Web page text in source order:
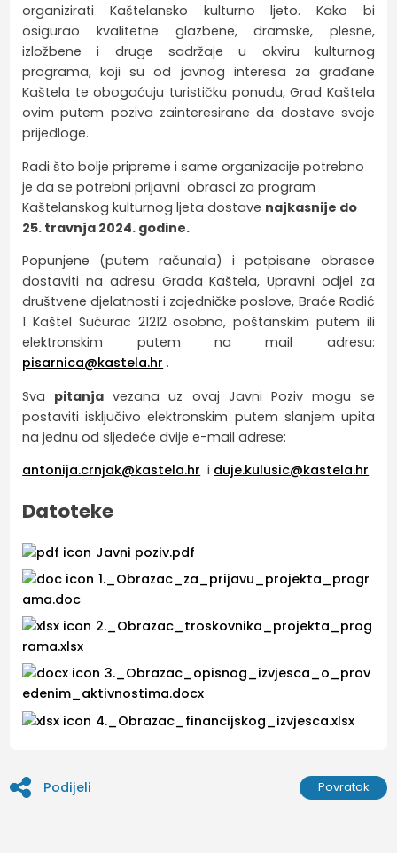
organizirati Kaštelansko kulturno ljeto. Kako bi
osigurao kvalitetne glazbene, dramske, plesne,
izložbene i druge sadržaje u okviru kulturnog
programa, koji su od javnog interesa za građane
Kaštela te obogaćuju turističku ponudu, Grad Kaštela
ovim putem poziva zainteresirane da dostave svoje
prijedloge.
Radi što bolje pripreme i same organizacije potrebno
je da se potrebni prijavni obrasci za program
Kaštelanskog kulturnog ljeta dostave najkasnije do
25. travnja 2024. godine.
Popunjene (putem računala) i potpisane obrasce
dostaviti na adresu Grada Kaštela, Upravni odjel za
društvene djelatnosti i zajedničke poslove, Braće Radić
1 Kaštel Sućurac 21212 osobno, poštanskim putem ili
elektronskim putem na mail adresu:
pisarnica@kastela.hr .
Sva pitanja vezana uz ovaj Javni Poziv mogu se
postaviti isključivo elektronskim putem slanjem upita
na jednu od sljedeće dvije e-mail adrese:
antonija.crnjak@kastela.hr i duje.kulusic@kastela.hr
Datoteke
Javni poziv.pdf
1._Obrazac_za_prijavu_projekta_progr
ama.doc
2._Obrazac_troskovnika_projekta_prog
rama.xlsx
3._Obrazac_opisnog_izvjesca_o_prov
edenim_aktivnostima.docx
4._Obrazac_financijskog_izvjesca.xlsx
Podijeli Povratak